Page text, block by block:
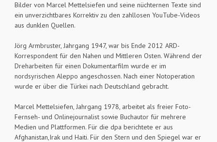
Bilder von Marcel Mettelsiefen und seine nüchternen Texte sind
ein unverzichtbares Korrektiv zu den zahllosen YouTube-Videos
aus dunklen Quellen.
Jörg Armbruster, Jahrgang 1947, war bis Ende 2012 ARD-
Korrespondent für den Nahen und Mittleren Osten. Während der
Dreharbeiten für einen Dokumentarfilm wurde er im
nordsyrischen Aleppo angeschossen. Nach einer Notoperation
wurde er über die Türkei nach Deutschland gebracht.
Marcel Mettelsiefen, Jahrgang 1978, arbeitet als freier Foto-
Fernseh- und Onlinejournalist sowie Buchautor für mehrere
Medien und Plattformen. Für die dpa berichtete er aus
Afghanistan,Irak und Haiti. Für den Stern und den Spiegel war er